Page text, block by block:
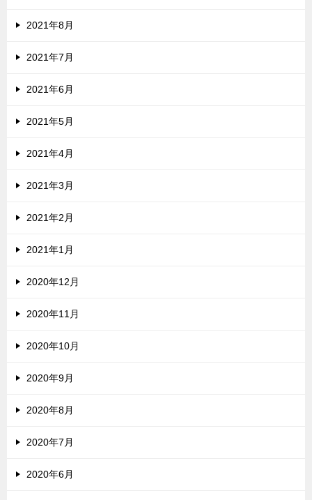
2021年8月
2021年7月
2021年6月
2021年5月
2021年4月
2021年3月
2021年2月
2021年1月
2020年12月
2020年11月
2020年10月
2020年9月
2020年8月
2020年7月
2020年6月